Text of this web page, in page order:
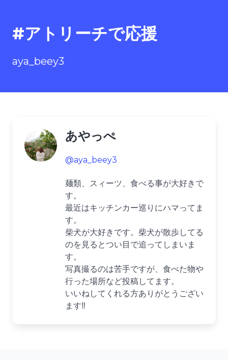
#アトリーチで応援
aya_beey3
あやっぺ
@aya_beey3
麺類、スィーツ、食べる事が大好きで
す。
最近はキッチンカー巡りにハマってま
す。
柴犬が大好きです。柴犬が散歩してる
のを見るとつい目で追ってしまいま
す。
写真撮るのは苦手ですが、食べた物や
行った場所など投稿してます。
いいねしてくれる方ありがとうござい
ます‼︎